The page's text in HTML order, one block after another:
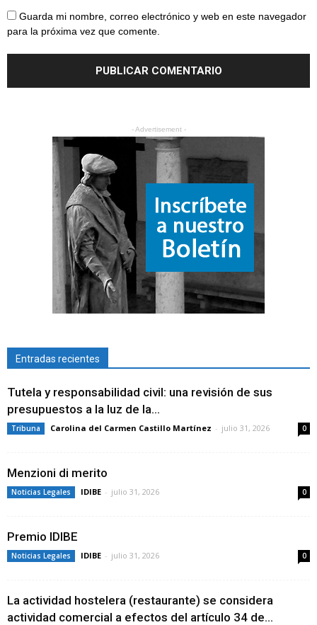
Guarda mi nombre, correo electrónico y web en este navegador
para la próxima vez que comente.
- Advertisement -
Entradas recientes
Tutela y responsabilidad civil: una revisión de sus
presupuestos a la luz de la...
Tribuna Carolina del Carmen Castillo Martínez - julio 31, 2026 0
Menzioni di merito
Noticias Legales IDIBE - julio 31, 2026 0
Premio IDIBE
Noticias Legales IDIBE - julio 31, 2026 0
La actividad hostelera (restaurante) se considera
actividad comercial a efectos del artículo 34 de...